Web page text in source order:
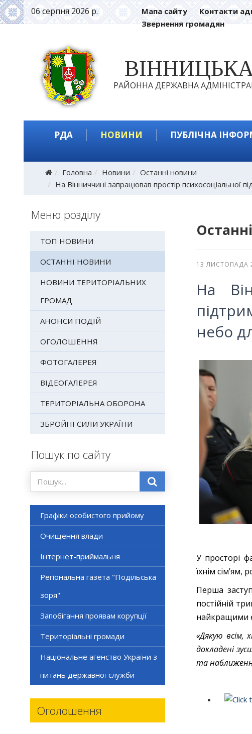
06 серпня 2026 р. Мапа сайту
Контакти
Звернення громадян
РАЙОННА ДЕРЖАВНА
РДА НОВИНИ ПУБЛІЧНА
Головна Новини
Останні новини
На Вінниччині запрацював простір психосоціальної
Меню розділу
ТОП НОВИНИ
ОСТАННІ НОВИНИ
НОВИНИ ТЕРИТОРІАЛЬНИХ
ГРОМАД
АНОНСИ ПОДІЙ
ОГОЛОШЕННЯ
ФОТОГАЛЕРЕЯ
ВІДЕОГАЛЕРЕЯ
ТЕРИТОРІАЛЬНА ОБОРОНА
ЗБРОЙНІ СИЛИ УКРАЇНИ
Пошук по сайту
Графіки особистого прийому
Очищення влади
Інтернет-приймальня
Регіональна газета "Подільська
зоря"
Запобігання проявам корупції
Територіальні громади
Національне агенство України з
питань державної служби
Оголошення
13 ЛИСТОПАДА
На
небо
У просторі
їхнім сім’ям,
Перша
постійній
найкращими
«Дякую всім,
докладені
та